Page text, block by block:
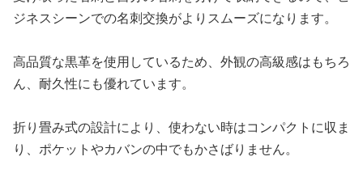
ジネスシーンでの名刺交換がよりスムーズになります。
高品質な黒革を使用しているため、外観の高級感はもちろ
ん、耐久性にも優れています。
折り畳み式の設計により、使わない時はコンパクトに収ま
り、ポケットやカバンの中でもかさばりません。